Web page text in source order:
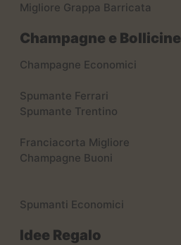
Migliore Grappa Barricata
Champagne e Bollicine
Champagne Economici
Spumante Ferrari
Spumante Trentino
Franciacorta Migliore
Champagne Buoni
Spumanti Economici
Idee Regalo